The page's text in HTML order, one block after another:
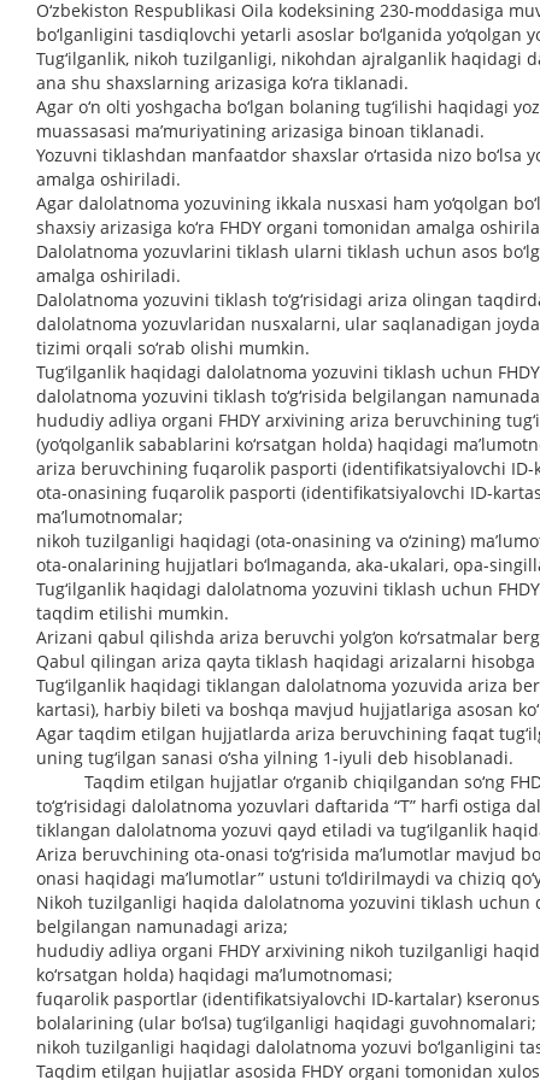
O‘zbekiston Respublikasi Oila kodeksining 230-moddasiga
bo‘lganligini tasdiqlovchi yetarli asoslar bo‘lganida
Tug‘ilganlik, nikoh tuzilganligi, nikohdan ajralganlik haqidagi
ana shu shaxslarning arizasiga ko‘ra tiklanadi.
Agar o‘n olti yoshgacha bo‘lgan bolaning tug‘ilishi haqidagi
muassasasi ma’muriyatining arizasiga binoan tiklanadi.
Yozuvni tiklashdan manfaatdor shaxslar o‘rtasida nizo
amalga oshiriladi.
Agar dalolatnoma yozuvining ikkala nusxasi ham yo‘qolgan
shaxsiy arizasiga ko‘ra FHDY organi tomonidan amalga
Dalolatnoma yozuvlarini tiklash ularni tiklash uchun asos
amalga oshiriladi.
Dalolatnoma yozuvini tiklash to‘g‘risidagi ariza olingan
dalolatnoma yozuvlaridan nusxalarni, ular saqlanadigan
tizimi orqali so‘rab olishi mumkin.
Tug‘ilganlik haqidagi dalolatnoma yozuvini tiklash uchun
dalolatnoma yozuvini tiklash to‘g‘risida belgilangan
hududiy adliya organi FHDY arxivining ariza beruvchining
(yo‘qolganlik sabablarini ko‘rsatgan holda) haqidagi
ariza beruvchining fuqarolik pasporti (identifikatsiyalovchi ID-
ota-onasining fuqarolik pasporti (identifikatsiyalovchi ID-
ma’lumotnomalar;
nikoh tuzilganligi haqidagi (ota-onasining va o‘zining)
ota-onalarining hujjatlari bo‘lmaganda, aka-ukalari, opa-
Tug‘ilganlik haqidagi dalolatnoma yozuvini tiklash uchun
taqdim etilishi mumkin.
Arizani qabul qilishda ariza beruvchi yolg‘on ko‘rsatmalar
Qabul qilingan ariza qayta tiklash haqidagi arizalarni
Tug‘ilganlik haqidagi tiklangan dalolatnoma yozuvida ariza
kartasi), harbiy bileti va boshqa mavjud hujjatlariga asosan
Agar taqdim etilgan hujjatlarda ariza beruvchining faqat
uning tug‘ilgan sanasi o‘sha yilning 1-iyuli deb hisoblanadi.
Taqdim etilgan hujjatlar o‘rganib chiqilgandan so‘ng
to‘g‘risidagi dalolatnoma yozuvlari daftarida “T” harfi ostiga
tiklangan dalolatnoma yozuvi qayd etiladi va tug‘ilganlik
Ariza beruvchining ota-onasi to‘g‘risida ma’lumotlar mavjud
onasi haqidagi ma’lumotlar” ustuni to‘ldirilmaydi va chiziq
Nikoh tuzilganligi haqida dalolatnoma yozuvini tiklash
belgilangan namunadagi ariza;
hududiy adliya organi FHDY arxivining nikoh tuzilganligi
ko‘rsatgan holda) haqidagi ma’lumotnomasi;
fuqarolik pasportlar (identifikatsiyalovchi ID-kartalar)
bolalarining (ular bo‘lsa) tug‘ilganligi haqidagi guvohnomalari;
nikoh tuzilganligi haqidagi dalolatnoma yozuvi bo‘lganligini
Taqdim etilgan hujjatlar asosida FHDY organi tomonidan